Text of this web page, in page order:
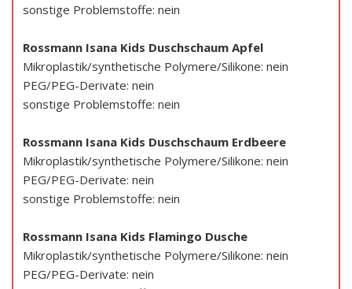
sonstige Problemstoffe: nein
Rossmann Isana Kids Duschschaum Apfel
Mikroplastik/synthetische Polymere/Silikone: nein
PEG/PEG-Derivate: nein
sonstige Problemstoffe: nein
Rossmann Isana Kids Duschschaum Erdbeere
Mikroplastik/synthetische Polymere/Silikone: nein
PEG/PEG-Derivate: nein
sonstige Problemstoffe: nein
Rossmann Isana Kids Flamingo Dusche
Mikroplastik/synthetische Polymere/Silikone: nein
PEG/PEG-Derivate: nein